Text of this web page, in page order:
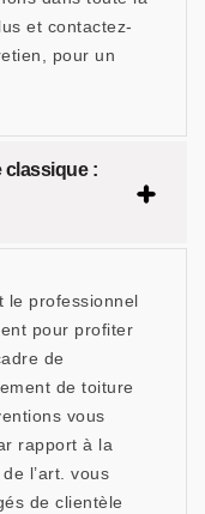
et contactez-
pour un
classique :
le professionnel
pour profiter
de
de toiture
vous
rapport à la
l’art. vous
de clientèle